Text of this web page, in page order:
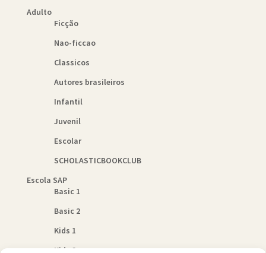
Adulto
Ficção
Nao-ficcao
Classicos
Autores brasileiros
Infantil
Juvenil
Escolar
SCHOLASTICBOOKCLUB
Escola SAP
Basic 1
Basic 2
Kids 1
Kids 2